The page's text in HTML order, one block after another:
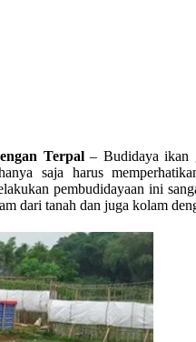
Terpal– Budidaya ikan
saja harus
pembudidayaan ini
dari tanah dan juga kolam